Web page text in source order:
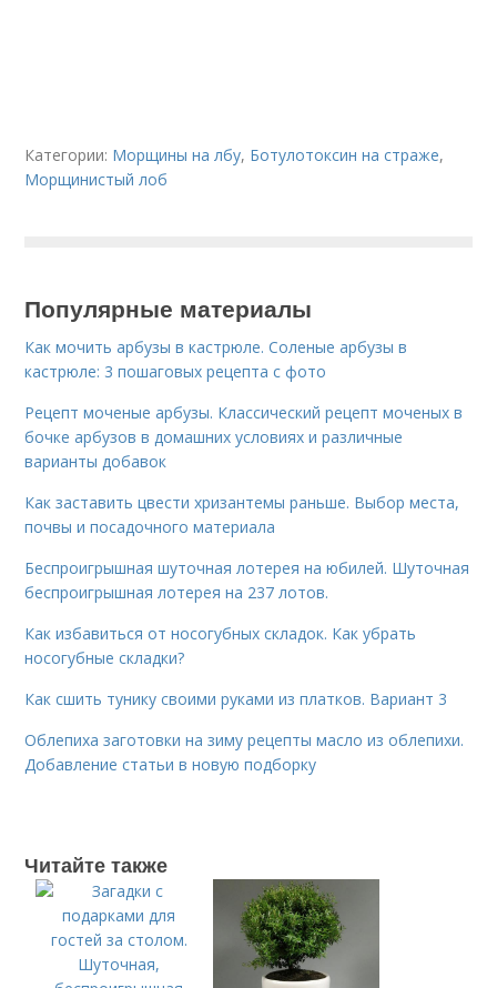
Категории: Морщины на лбу, Ботулотоксин на страже,
Морщинистый лоб
Популярные материалы
Как мочить арбузы в кастрюле. Соленые арбузы в
кастрюле: 3 пошаговых рецепта с фото
Рецепт моченые арбузы. Классический рецепт моченых в
бочке арбузов в домашних условиях и различные
варианты добавок
Как заставить цвести хризантемы раньше. Выбор места,
почвы и посадочного материала
Беспроигрышная шуточная лотерея на юбилей. Шуточная
беспроигрышная лотерея на 237 лотов.
Как избавиться от носогубных складок. Как убрать
носогубные складки?
Как сшить тунику своими руками из платков. Вариант 3
Облепиха заготовки на зиму рецепты масло из облепихи.
Добавление статьи в новую подборку
Читайте также